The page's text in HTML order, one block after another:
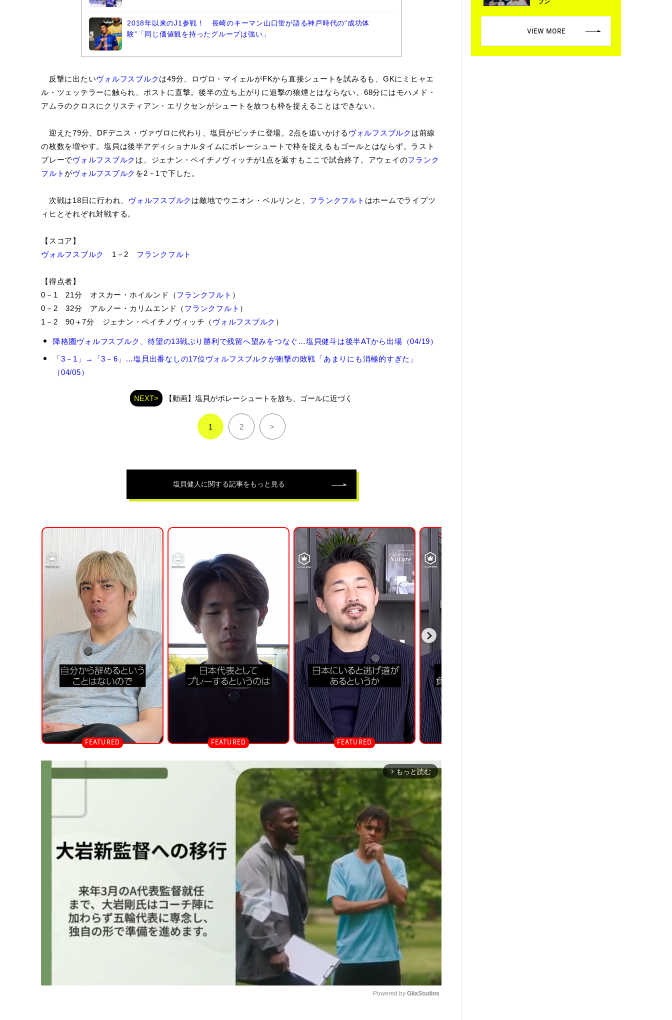
2018年以来のJ1参戦！ 長崎のキーマン山口蛍が語る神戸時代の“成功体
験”「同じ価値観を持ったグループは強い」
反撃に出たいヴォルフスブルクは49分、ロヴロ・マイェルがFKから直接シュートを試みるも、GKにミヒャエ
ル・ツェッテラーに触られ、ポストに直撃。後半の立ち上がりに追撃の狼煙とはならない。68分にはモハメド・
アムラのクロスにクリスティアン・エリクセンがシュートを放つも枠を捉えることはできない。
迎えた79分、DFデニス・ヴァヴロに代わり、塩貝がピッチに登場。2点を追いかける ヴォルフスブルク は前線
の枚数を増やす。塩貝は後半アディショナルタイムにボレーシュートで枠を捉えるもゴールとはならず。ラスト
プレーでヴォルフスブルク は、ジェナン・ペイチノヴィッチが1点を返すもここで試合終了。アウェイのフランク
フルト がヴォルフスブルク を2－1で下した。
次戦は18日に行われ、 ヴォルフスブルク は敵地でウニオン・ベルリンと、 フランクフルト はホームでライプツ
ィヒとそれぞれ対戦する。
【スコア】
ヴォルフスブルク
1－2 フランクフルト
【得点者】
0－1 21分 オスカー・ホイルンド（フランクフルト ）
0－2 32分 アルノー・カリムエンド（ フランクフルト ）
1－2 90＋7分 ジェナン・ペイチノヴィッチ（ ヴォルフスブルク ）
塩
健
降格圏ヴォルフスブルク、待望の13戦ぶり勝利で残留へ望みをつなぐ…塩貝健斗は後半ATから出場（04/19）
「3－1」→「3－6」…塩貝出番なしの17位ヴォルフスブルクが衝撃の敗戦「あまりにも消極的すぎた」
（04/05）
NEXT> 【動画】塩貝がボレーシュートを放ち、ゴールに近づく
1 2 >
塩貝健人に関する記事をもっと見る
arrow_forward_ios もっと読む
Powered by GliaStudios
ブン
VIEW MORE